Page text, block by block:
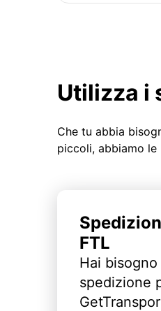
Utilizza i
Che tu abbia
piccoli, abbiamo
FTL
Hai
spedizione